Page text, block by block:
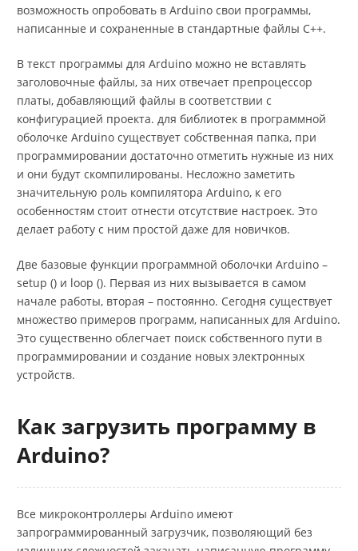
возможность опробовать в Arduino свои программы,
написанные и сохраненные в стандартные файлы С++.
В текст программы для Arduino можно не вставлять
заголовочные файлы, за них отвечает препроцессор
платы, добавляющий файлы в соответствии с
конфигурацией проекта. для библиотек в программной
оболочке Arduino существует собственная папка, при
программировании достаточно отметить нужные из них
и они будут скомпилированы. Несложно заметить
значительную роль компилятора Arduino, к его
особенностям стоит отнести отсутствие настроек. Это
делает работу с ним простой даже для новичков.
Две базовые функции программной оболочки Arduino –
setup () и loop (). Первая из них вызывается в самом
начале работы, вторая – постоянно. Сегодня существует
множество примеров программ, написанных для Arduino.
Это существенно облегчает поиск собственного пути в
программировании и создание новых электронных
устройств.
Как загрузить программу в
Arduino?
Все микроконтроллеры Arduino имеют
запрограммированный загрузчик, позволяющий без